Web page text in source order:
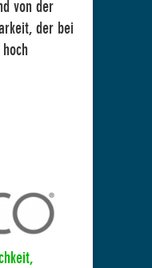
von der
der bei